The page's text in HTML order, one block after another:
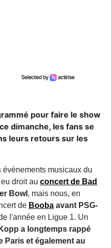
pour faire le show
dimanche, les fans se
leurs retours sur les
musicaux du
droit au concert de Bad
Bowl , mais nous, en
de Booba avant PSG-
l'année en Ligue 1. Un
Kopp a longtemps rappé
Paris et également au